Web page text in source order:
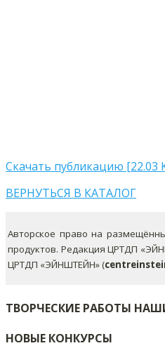
Скачать публикацию [22.03
ВЕРНУТЬСЯ В КАТАЛОГ
Авторское право на
продуктов. Редакция ЦРТДП
ЦРТДП «ЭЙНШТЕЙН» (
ТВОРЧЕСКИЕ РАБОТЫ
НОВЫЕ КОНКУРСЫ